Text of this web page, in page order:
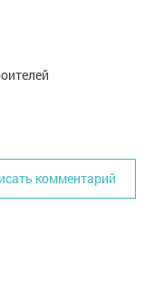
комментарий